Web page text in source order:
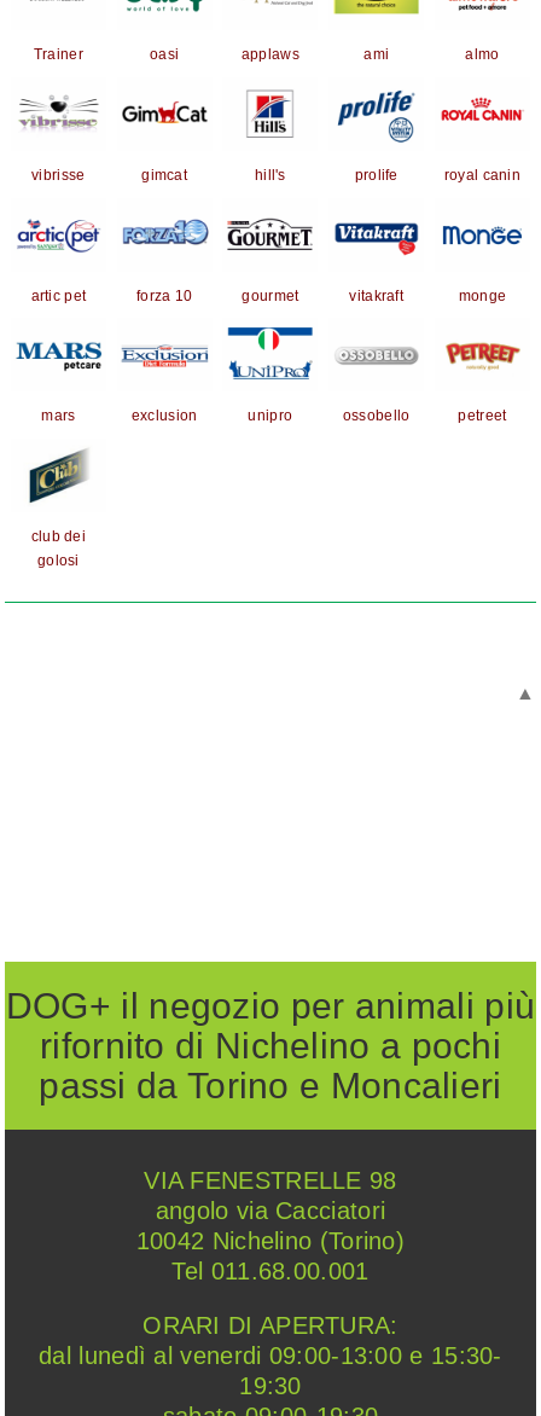
Trainer oasi applaws ami almo
vibrisse gimcat hill's prolife royal canin
artic pet forza 10 gourmet vitakraft monge
mars exclusion unipro ossobello petreet
club dei
golosi
▲
DOG+ il negozio per animali più
rifornito di Nichelino a pochi
passi da Torino e Moncalieri
VIA FENESTRELLE 98
angolo via Cacciatori
10042 Nichelino (Torino)
Tel 011.68.00.001
ORARI DI APERTURA:
dal lunedì al venerdi 09:00-13:00 e 15:30-
19:30